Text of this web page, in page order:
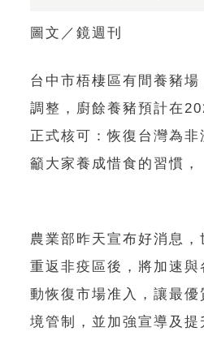
圖文／鏡週刊
台中市梧棲區有間養豬
調整，廚餘養豬預計在
正式核可：恢復台灣為
籲大家養成惜食的習慣
農業部昨天宣布好消息
重返非疫區後，將加速
動恢復市場准入，讓最
境管制，並加強宣導及提